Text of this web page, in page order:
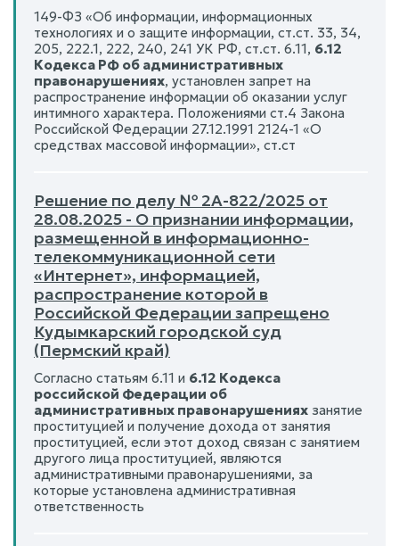
149-ФЗ «Об информации, информационных
технологиях и о защите информации, ст.ст. 33, 34,
205, 222.1, 222, 240, 241 УК РФ, ст.ст. 6.11, 6.12
Кодекса РФ об административных
правонарушениях, установлен запрет на
распространение информации об оказании услуг
интимного характера. Положениями ст.4 Закона
Российской Федерации 27.12.1991 2124-1 «О
средствах массовой информации», ст.ст
Решение по делу № 2А-822/2025 от
28.08.2025 - О признании информации,
размещенной в информационно-
телекоммуникационной сети
«Интернет», информацией,
распространение которой в
Российской Федерации запрещено
Кудымкарский городской суд
(Пермский край)
Согласно статьям 6.11 и 6.12 Кодекса
российской Федерации об
административных правонарушениях занятие
проституцией и получение дохода от занятия
проституцией, если этот доход связан с занятием
другого лица проституцией, являются
административными правонарушениями, за
которые установлена административная
ответственность